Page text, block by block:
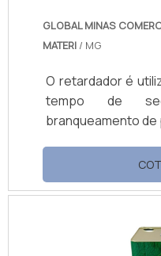
GLOBAL MINAS
MATERI / MG
O retardador é
tempo de
branqueamento de